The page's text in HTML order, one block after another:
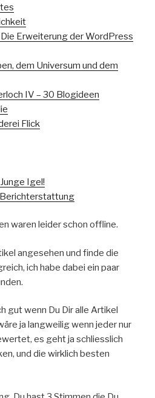
Erweiterung der WordPress
dem Universum und dem
IV – 30 Blogideen
Flick
Igel!
waren leider schon offline.
angesehen und finde die
ich habe dabei ein paar
gut wenn Du Dir alle Artikel
ja langweilig wenn jeder nur
es geht ja schliesslich
und die wirklich besten